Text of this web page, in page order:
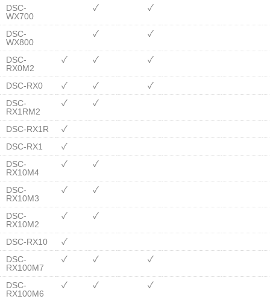
DSC-
WX700
✓ ✓
DSC-
WX800
✓ ✓
DSC-
RX0M2
✓ ✓ ✓
DSC-RX0 ✓ ✓
✓
DSC-
RX1RM2
✓ ✓
DSC-RX1R
✓
DSC-RX1
✓
DSC-
RX10M4
✓ ✓
DSC-
RX10M3
✓ ✓
DSC-
RX10M2
✓ ✓
DSC-RX10
✓
DSC-
RX100M7
✓ ✓ ✓
DSC-
RX100M6
✓ ✓ ✓